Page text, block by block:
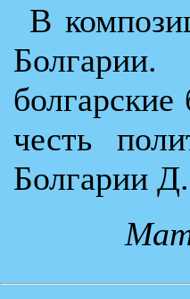
В
честь
Болгарии